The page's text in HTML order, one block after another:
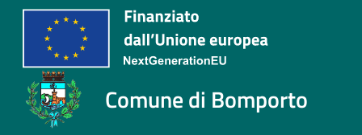
Comune di Bomporto